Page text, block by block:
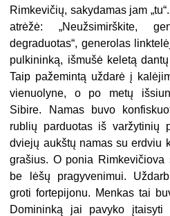
Rimkevičių, sakydamas jam
atrėžė: „Neužsimirškite,
degraduotas“, generolas
pulkininką, išmušė keletą
Taip pažemintą uždarė į
vienuolyne, o po metų
Sibire. Namas buvo
rublių parduotas iš varžytinių
dviejų aukštų namas su erdviu
grašius. O ponia
be lėšų pragyvenimui.
groti fortepijonu. Menkas tai
Domininką jai pavyko įtaisyti